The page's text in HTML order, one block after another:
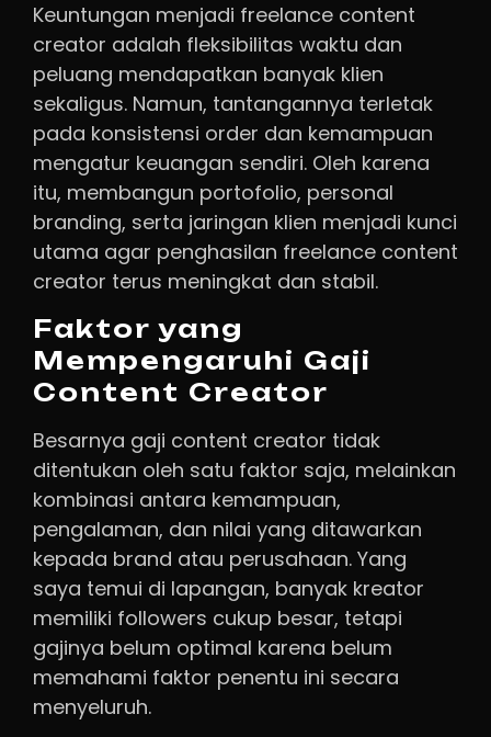
Keuntungan menjadi freelance content
creator adalah fleksibilitas waktu dan
peluang mendapatkan banyak klien
sekaligus. Namun, tantangannya terletak
pada konsistensi order dan kemampuan
mengatur keuangan sendiri. Oleh karena
itu, membangun portofolio, personal
branding, serta jaringan klien menjadi kunci
utama agar penghasilan freelance content
creator terus meningkat dan stabil.
Faktor yang
Mempengaruhi Gaji
Content Creator
Besarnya gaji content creator tidak
ditentukan oleh satu faktor saja, melainkan
kombinasi antara kemampuan,
pengalaman, dan nilai yang ditawarkan
kepada brand atau perusahaan. Yang
saya temui di lapangan, banyak kreator
memiliki followers cukup besar, tetapi
gajinya belum optimal karena belum
memahami faktor penentu ini secara
menyeluruh.